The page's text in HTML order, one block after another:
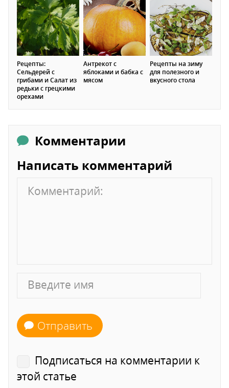
Рецепты:
Сельдерей с
грибами и Салат из
редьки с грецкими
орехами
Антрекот с
яблоками и бабка с
мясом
Рецепты на зиму
для полезного и
вкусного стола
Комментарии
Написать комментарий
Отправить
Подписаться на комментарии к
этой статье